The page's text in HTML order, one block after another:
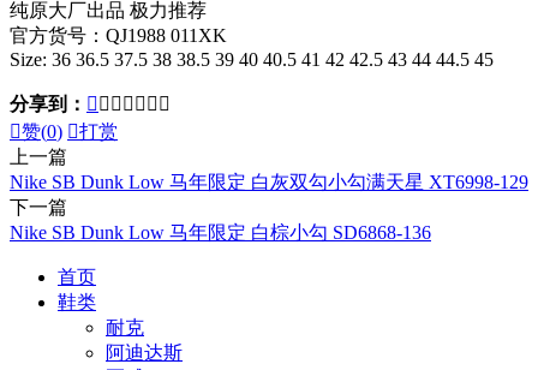
纯原大厂出品 极力推荐
官方货号：QJ1988 011XK
Size: 36 36.5 37.5 38 38.5 39 40 40.5 41 42 42.5 43 44 44.5 45
分享到：       
赞(0) 打赏
上一篇
Nike SB Dunk Low 马年限定 白灰双勾小勾满天星 XT6998-129
下一篇
Nike SB Dunk Low 马年限定 白棕小勾 SD6868-136
首页
鞋类
耐克
阿迪达斯